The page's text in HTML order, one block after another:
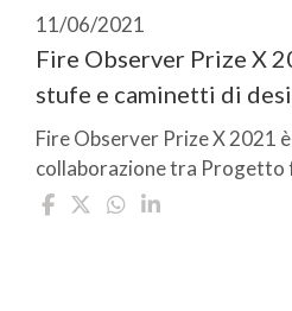
11/06/2021
Fire Observer Prize X
stufe e caminetti di
Fire Observer Prize X 2021
collaborazione tra Progetto